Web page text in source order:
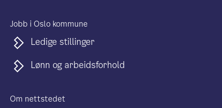
Jobb i Oslo kommune
Ledige stillinger
Lønn og arbeidsforhold
Om nettstedet